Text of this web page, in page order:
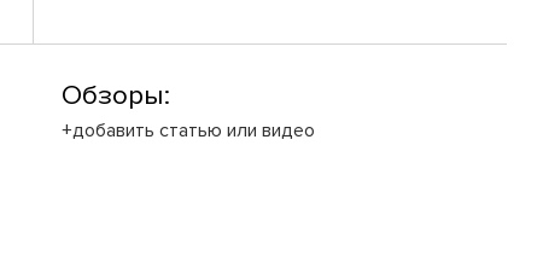
Обзоры:
+добавить статью или видео